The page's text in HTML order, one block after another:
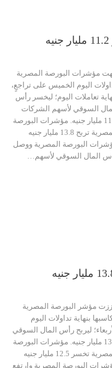
مؤشرات البورصة المصرية
اليوم الخميس على تراجعٍ،
تعاملات اليوم؛ ليخسر رأس
السوقي لأسهم الشركات
11.2 مليار جنيه. مؤشرات البورصة
المصرية تربح 13.8 مليار جنيه
البورصة المصرية ووصل
المال السوقي لأسهم…
مؤشر البورصة المصرية
بنهاية تداولات اليوم
ليربح رأس المال السوقي
13.8 مليار جنيه. مؤشرات البورصة
المصرية تخسر 12.5 مليار جنيه
البورصة المصرية وارتفع